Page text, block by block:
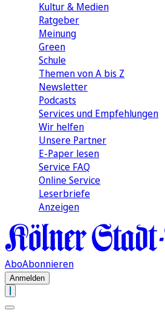
Kultur & Medien
Ratgeber
Meinung
Green
Schule
Themen von A bis Z
Newsletter
Podcasts
Services und Empfehlungen
Wir helfen
Unsere Partner
E-Paper lesen
Service FAQ
Online Service
Leserbriefe
Anzeigen
AboAbonnieren
Anmelden